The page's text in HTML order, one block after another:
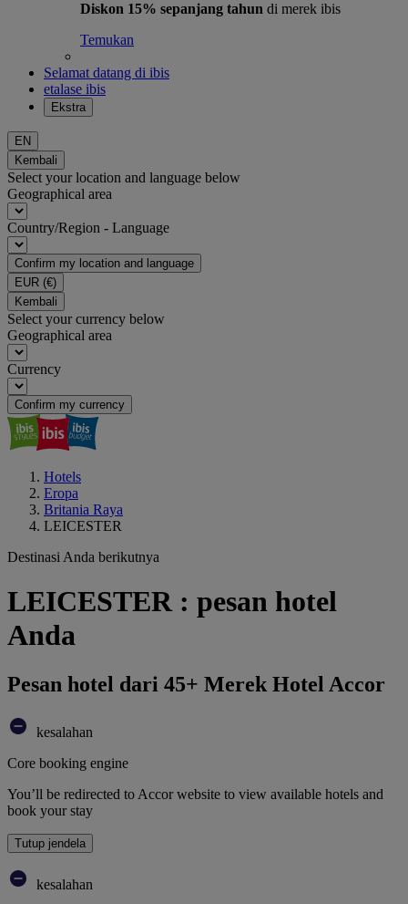
Diskon 15% sepanjang tahun di merek ibis
Temukan
Selamat datang di ibis
etalase ibis
Ekstra
EN
Kembali
Select your location and language below
Geographical area
Country/Region - Language
Confirm my location and language
EUR (€)
Kembali
Select your currency below
Geographical area
Currency
Confirm my currency
Hotels
Eropa
Britania Raya
LEICESTER
Destinasi Anda berikutnya
LEICESTER : pesan hotel
Anda
Pesan hotel dari 45+ Merek Hotel Accor
kesalahan
Core booking engine
You’ll be redirected to Accor website to view available hotels and
book your stay
Tutup jendela
kesalahan